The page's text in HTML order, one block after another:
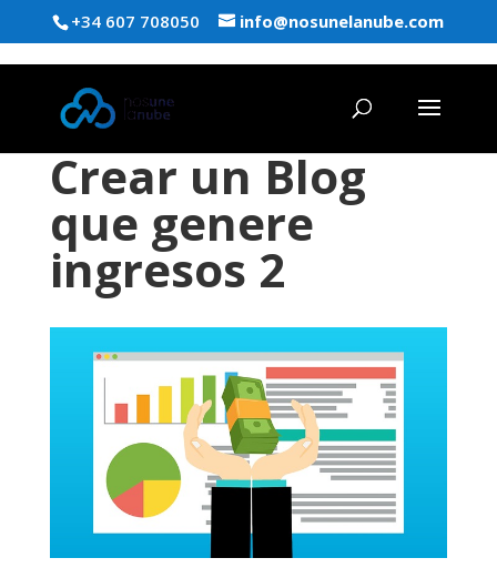
+34 607 708050 info@nosunelanube.com
Crear un Blog
que genere
ingresos 2